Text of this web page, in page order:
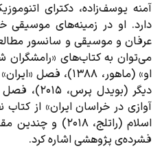
آمنه یوسف‌زاده، دکترای
دارد. او در زمینه‌های
عرفان و موسیقی و سانسور
می‌توان به کتاب‌های «رامشگران
او» (ماهور، ۱۳۸۸)،
دیگر
آوازی در خراسان ایران» از
اسلام (راتلج،
فشرده‌ی پژوهشی اشاره کرد.